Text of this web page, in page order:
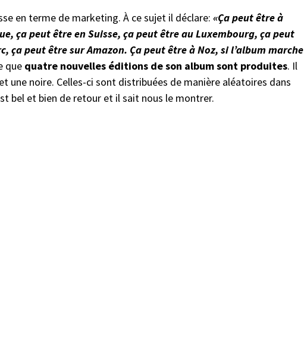
en terme de marketing. À ce sujet il déclare: «Ça peut être à
ça peut être en Suisse, ça peut être au Luxembourg, ça peut
ça peut être sur Amazon. Ça peut être à Noz, si l’album marche
que quatre nouvelles éditions de son album sont produites. Il
une noire. Celles-ci sont distribuées de manière aléatoires dans
bel et bien de retour et il sait nous le montrer.